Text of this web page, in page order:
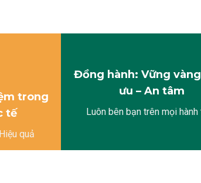
trong
tế
quả
Đồng hành: Vững
ưu – An tâm
Luôn bên bạn trên mọi hành